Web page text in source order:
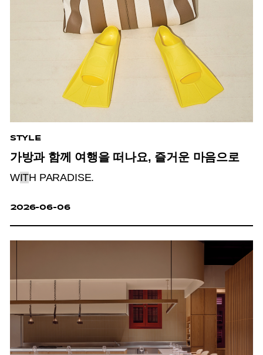
STYLE
가방과 함께 여행을 떠나요, 즐거운 마음으로
WITH PARADISE.
2026-06-06